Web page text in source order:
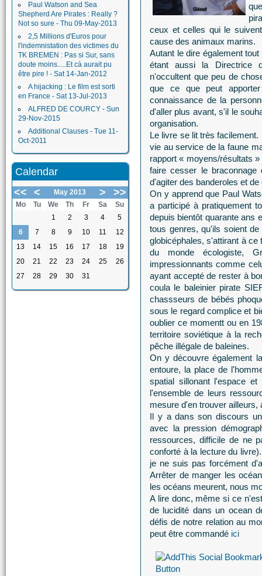
Paul Watson and Sea
Shepherd Are Pirates : Really ?
Not so sure - Thu 09-May-2013
2,5 Millions d'Euros pour
l'indemnistation des victimes du
TK BREMEN : Pas si Sur, sans
doute moins.....Et cà aurait pu
être pire ! - Sat 14-Jan-2012
A hijacking : Le film est sorti
en France - Sat 13-Jul-2013
ALFRED DE COURCY - Sun
29-Nov-2015
Additional Clauses - Tue 11-
Oct-2011
Calendar
<<
< May 2013 > >>
Mo Tu We Th Fr Sa
Su
1
2 3 4
5
6
7 8 9 10 11
12
13
14 15 16 17 18
19
20
21 22 23 24 25
26
27
28 29 30 31
ceux et celles qui le
cause des animaux marins.
Autant le dire également
étant aussi la Directrice
n'occultent que peu de
que ce que peut
connaissance de la
d'aller plus avant, s'il le
organisation.
Le livre se lit très
vie au service de la faune
rapport « moyens/résultats
faire cesser le
d'agiter des banderoles et
On y apprend que Paul
a participé à pratiquement
depuis bientôt quarante ans
tous genres, qu'ils soient
globicéphales, s'attirant à
du monde écologiste,
impressionnants comme
ayant accepté de rester à
coula le baleinier pirate
chassseurs de bébés
sous le regard complice et
oublier ce momentt ou en
territoire soviétique à la
pêche illégale de baleines.
On y découvre également
entoure, la place de
spatial sillonant l'espace
l'ensemble de leurs
mesure d'en trouver
Il y a dans son discours
avec la pression
ressources, difficile de ne
conforté à la lecture du
je ne suis pas forcément
Arrêter de manger les
les océans meurent, nous
A lire donc, même si ce
de lucidité dans un ocean
défis de notre relation au
peut être commandé ici